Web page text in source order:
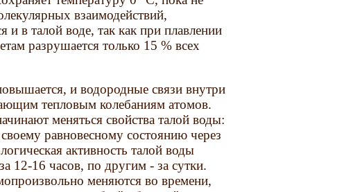
взаимодействий,
и в талой воде, так как при плавлении
разрушается только 15 % всех
и водородные связи внутри
тепловым колебаниям атомов.
меняться свойства талой воды:
равновесному состоянию через
активность талой воды
12-16 часов, по другим - за сутки.
меняются во времени,